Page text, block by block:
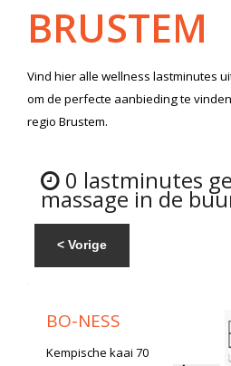
BRUSTEM
Vind hier alle wellness lastminutes
om de perfecte aanbieding te
regio Brustem.
0 lastminutes
massage in de
< Vorige
BO-NESS
Kempische kaai 70